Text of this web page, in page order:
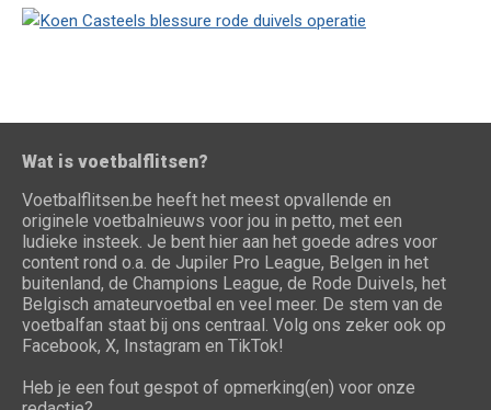
Wat is voetbalflitsen?
Voetbalflitsen.be heeft het meest opvallende en
originele voetbalnieuws voor jou in petto, met een
ludieke insteek. Je bent hier aan het goede adres voor
content rond o.a. de Jupiler Pro League, Belgen in het
buitenland, de Champions League, de Rode Duivels, het
Belgisch amateurvoetbal en veel meer. De stem van de
voetbalfan staat bij ons centraal. Volg ons zeker ook op
Facebook, X, Instagram en TikTok!
Heb je een fout gespot of opmerking(en) voor onze